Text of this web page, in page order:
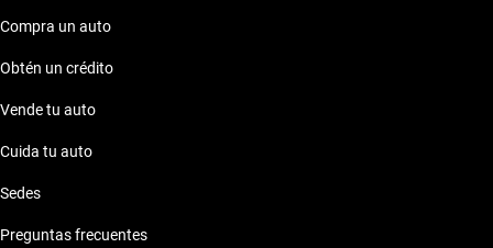
Compra un auto
Obtén un crédito
Vende tu auto
Cuida tu auto
Sedes
Preguntas frecuentes